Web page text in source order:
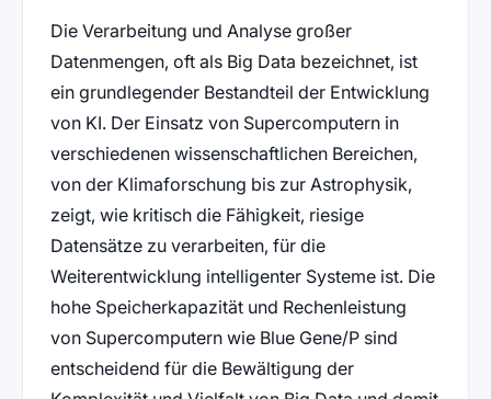
Die Verarbeitung und Analyse großer
Datenmengen, oft als Big Data bezeichnet, ist
ein grundlegender Bestandteil der Entwicklung
von KI. Der Einsatz von Supercomputern in
verschiedenen wissenschaftlichen Bereichen,
von der Klimaforschung bis zur Astrophysik,
zeigt, wie kritisch die Fähigkeit, riesige
Datensätze zu verarbeiten, für die
Weiterentwicklung intelligenter Systeme ist. Die
hohe Speicherkapazität und Rechenleistung
von Supercomputern wie Blue Gene/P sind
entscheidend für die Bewältigung der